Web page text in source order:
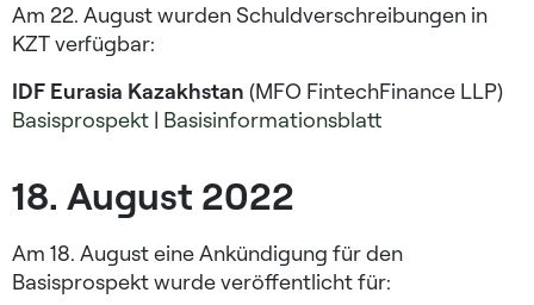
Am 22. August wurden Schuldverschreibungen in
KZT verfügbar:
IDF Eurasia Kazakhstan (MFO FintechFinance LLP)
Basisprospekt | Basisinformationsblatt
18. August 2022​
Am 18. August eine Ankündigung für den
Basisprospekt wurde veröffentlicht für: